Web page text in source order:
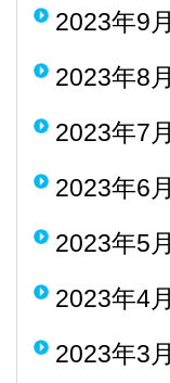
2023年9月
2023年8月
2023年7月
2023年6月
2023年5月
2023年4月
2023年3月